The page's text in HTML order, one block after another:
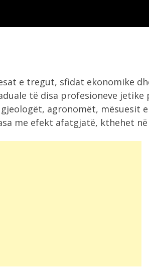
e tregut, sfidat ekonomike
të disa profesioneve jetike
agronomët, mësuesit
me efekt afatgjatë, kthehet në
Kurti:
të Tomorrit!
e...
4:27